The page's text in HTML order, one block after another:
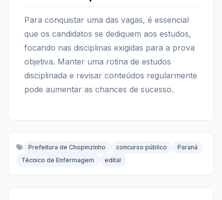
Para conquistar uma das vagas, é essencial
que os candidatos se dediquem aos estudos,
focando nas disciplinas exigidas para a prova
objetiva. Manter uma rotina de estudos
disciplinada e revisar conteúdos regularmente
pode aumentar as chances de sucesso.
Prefeitura de Chopinzinho concurso público
Paraná
Técnico de Enfermagem
edital